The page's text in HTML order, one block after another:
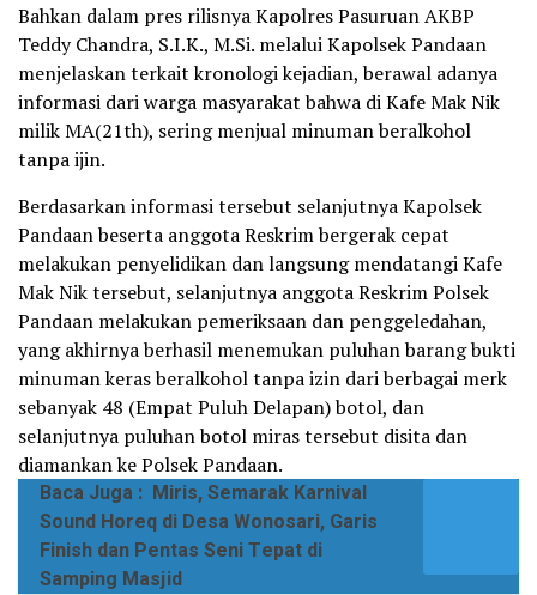
Bahkan dalam pres rilisnya Kapolres Pasuruan AKBP
Teddy Chandra, S.I.K., M.Si. melalui Kapolsek Pandaan
menjelaskan terkait kronologi kejadian, berawal adanya
informasi dari warga masyarakat bahwa di Kafe Mak Nik
milik MA(21th), sering menjual minuman beralkohol
tanpa ijin.
Berdasarkan informasi tersebut selanjutnya Kapolsek
Pandaan beserta anggota Reskrim bergerak cepat
melakukan penyelidikan dan langsung mendatangi Kafe
Mak Nik tersebut, selanjutnya anggota Reskrim Polsek
Pandaan melakukan pemeriksaan dan penggeledahan,
yang akhirnya berhasil menemukan puluhan barang bukti
minuman keras beralkohol tanpa izin dari berbagai merk
sebanyak 48 (Empat Puluh Delapan) botol, dan
selanjutnya puluhan botol miras tersebut disita dan
diamankan ke Polsek Pandaan.
Baca Juga : Miris, Semarak Karnival
Sound Horeq di Desa Wonosari, Garis
Finish dan Pentas Seni Tepat di
Samping Masjid